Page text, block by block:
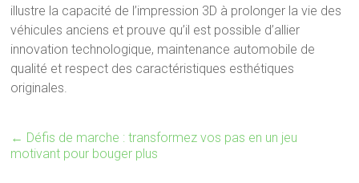
illustre la capacité de l’impression 3D à prolonger la vie des
véhicules anciens et prouve qu’il est possible d’allier
innovation technologique, maintenance automobile de
qualité et respect des caractéristiques esthétiques
originales.
← Défis de marche : transformez vos pas en un jeu
motivant pour bouger plus